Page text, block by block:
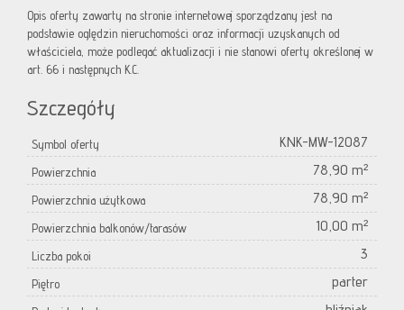
Opis oferty zawarty na stronie internetowej sporządzany jest na
podstawie oględzin nieruchomości oraz informacji uzyskanych od
właściciela, może podlegać aktualizacji i nie stanowi oferty określonej w
art. 66 i następnych K.C.
Szczegóły
Symbol oferty KNK-MW-12087
Powierzchnia 78,90 m²
Powierzchnia użytkowa 78,90 m²
Powierzchnia balkonów/tarasów 10,00 m²
Liczba pokoi 3
Piętro parter